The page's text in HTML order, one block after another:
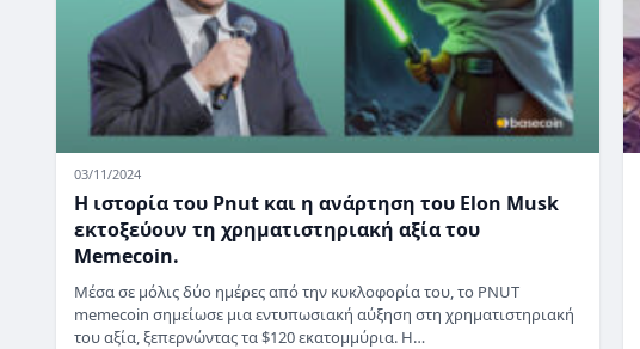
03/11/2024
Η ιστορία του Pnut και η ανάρτηση του Elon Musk
εκτοξεύουν τη χρηματιστηριακή αξία του
Memecoin.
Μέσα σε μόλις δύο ημέρες από την κυκλοφορία του, το PNUT
memecoin σημείωσε μια εντυπωσιακή αύξηση στη χρηματιστηριακή
του αξία, ξεπερνώντας τα $120 εκατομμύρια. Η…